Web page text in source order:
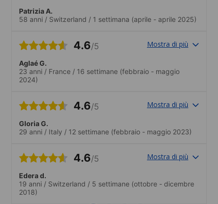
optimal. Restaurants, Bars, Cafés und
Shopping-Möglichkeiten direkt vor der
vielfältig. Von kulturellen Ausflügen über
Stadtführungen bis hin zu Tanzstunden
war alkes dabei. Auch das Meet Up mit
koreanischen Student*innen zum
Kontakte knüpfen hat mir sehr gut
Patrizia A.
58 anni / Switzerland / 1 settimana (aprile - aprile 2025)
4.6/5 Mostra di più
Aglaé G.
23 anni / France / 16 settimane (febbraio - maggio
2024)
4.6/5 Mostra di più
Gloria G.
29 anni / Italy / 12 settimane (febbraio - maggio 2023)
4.6/5 Mostra di più
Edera d.
19 anni / Switzerland / 5 settimane (ottobre - dicembre
2018)